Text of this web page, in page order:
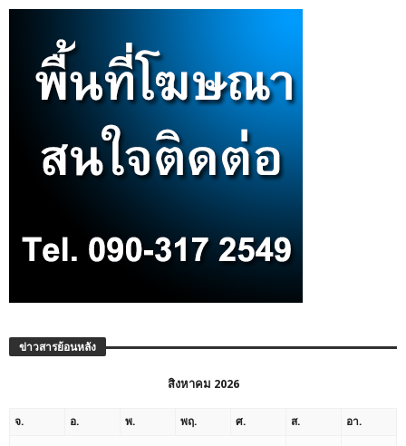
ข่าวสารย้อนหลัง
สิงหาคม 2026
จ. อ. พ. พฤ. ศ. ส. อา.